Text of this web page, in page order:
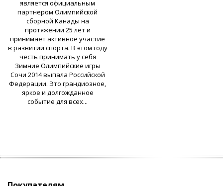
является официальным
партнером Олимпийской
сборной Канады на
протяжении 25 лет и
принимает активное участие
в развитии спорта. В этом году
честь принимать у себя
Зимние Олимпийские игры
Сочи 2014 выпала Российской
Федерации. Это грандиозное,
яркое и долгожданное
событие для всех...